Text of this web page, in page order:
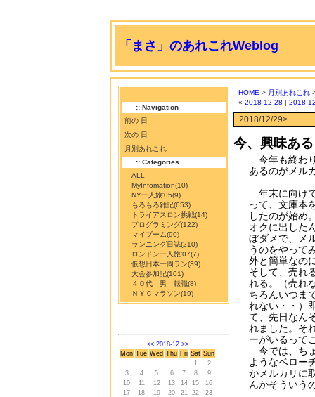
「まさ」のあれこれWeblog
:: Navigation
前の 日
次の 日
月別あれこれ
:: Categories
ALL
MyInfomation(10)
NY一人旅'05(9)
もろもろ雑記(653)
トライアスロン挑戦(14)
プログラミング(122)
マイブーム(90)
ランニング日誌(210)
ロンドン一人旅'07(7)
仮想日本一周ラン(39)
大会参加記(101)
４０代 男 転職(8)
ＮＹＣマラソン(19)
<< 2018-12 >>
Mon Tue Wed Thu Fri Sat Sun
1
2
3
4 5 6 7 8
9
10
11 12 13 14 15
16
17
18 19 20 21 22
23
HOME > 月別あれこれ
« 2018-12-28 | 2018-
2018/12/29>
今、興味あ
今年も終わ
あるのがメル
年末に向け
って、文庫本
したのが始め
オクに出した
ぼダメで、メ
うのをやって
外と簡単なの
そして、売れ
れる。（売れ
ちろんいつま
れない・・）
て、先日なん
れました。そ
ーがいるって
今では、ち
ようなベロー
かメルカリに
んかそういう